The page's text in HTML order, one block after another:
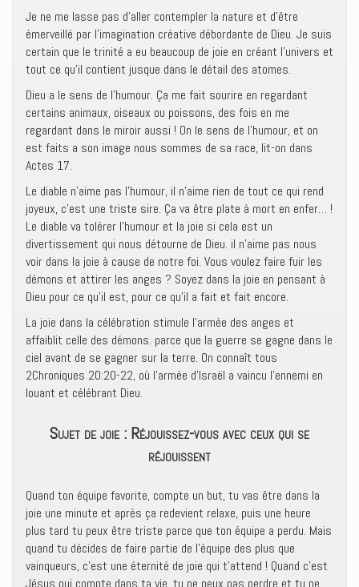
Je ne me lasse pas d’aller contempler la nature et d’être
émerveillé par l’imagination créative débordante de Dieu. Je suis
certain que le trinité a eu beaucoup de joie en créant l’univers et
tout ce qu’il contient jusque dans le détail des atomes.
Dieu a le sens de l’humour. Ça me fait sourire en regardant
certains animaux, oiseaux ou poissons, des fois en me
regardant dans le miroir aussi ! On le sens de l’humour, et on
est faits a son image nous sommes de sa race, lit-on dans
Actes 17.
Le diable n’aime pas l’humour, il n’aime rien de tout ce qui rend
joyeux, c’est une triste sire. Ça va être plate à mort en enfer… !
Le diable va tolérer l’humour et la joie si cela est un
divertissement qui nous détourne de Dieu. il n’aime pas nous
voir dans la joie à cause de notre foi. Vous voulez faire fuir les
démons et attirer les anges ? Soyez dans la joie en pensant à
Dieu pour ce qu’il est, pour ce qu’il a fait et fait encore.
La joie dans la célébration stimule l’armée des anges et
affaiblit celle des démons. parce que la guerre se gagne dans le
ciel avant de se gagner sur la terre. On connaît tous
2Chroniques 20:20-22, où l’armée d’Israël a vaincu l’ennemi en
louant et célébrant Dieu.
Sujet de joie : Réjouissez-vous avec ceux qui se
réjouissent
Quand ton équipe favorite, compte un but, tu vas être dans la
joie une minute et après ça redevient relaxe, puis une heure
plus tard tu peux être triste parce que ton équipe a perdu. Mais
quand tu décides de faire partie de l’équipe des plus que
vainqueurs, c’est une éternité de joie qui t’attend ! Quand c’est
Jésus qui compte dans ta vie, tu ne peux pas perdre et tu ne